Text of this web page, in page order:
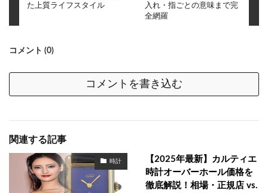
た上質ライフスタイル
入れ・指ごとの意味まで完
全網羅
コメント (0)
コメントを書き込む
関連する記事
時計
【2025年最新】カルティエ
時計オーバーホール価格を
徹底解説！相場・正規店 vs.